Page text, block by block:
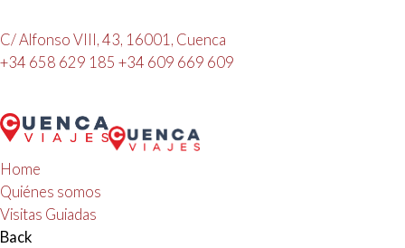
C/ Alfonso VIII, 43, 16001, Cuenca
+34 658 629 185 +34 609 669 609
Home
Quiénes somos
Visitas Guiadas
Back